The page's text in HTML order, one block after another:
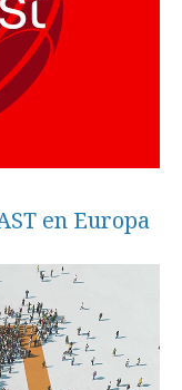
en Europa